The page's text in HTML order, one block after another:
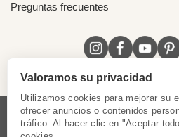
Preguntas frecuentes
Licencia de Vietnam |
Valoramos su privacidad
Utilizamos cookies para mejorar su
ofrecer anuncios o contenidos
tráfico. Al hacer clic en "Aceptar